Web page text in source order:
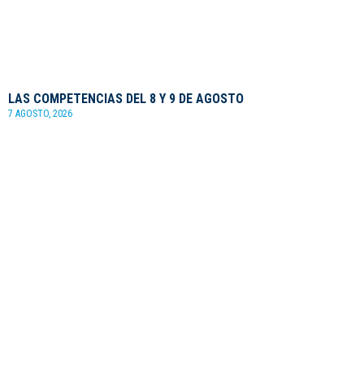
LAS COMPETENCIAS DEL 8 Y 9 DE AGOSTO
7 AGOSTO, 2026